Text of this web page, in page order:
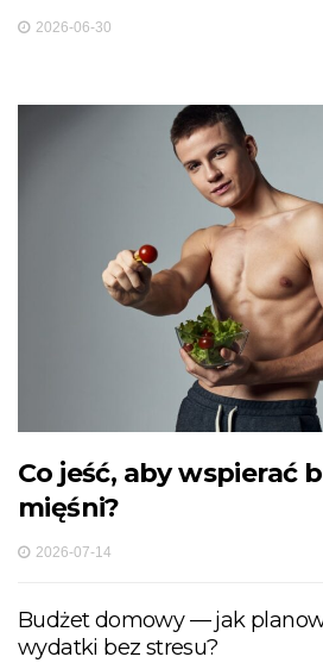
2026-06-30
Co jeść, aby wspierać
mięśni?
2026-07-14
Budżet domowy — jak
wydatki bez stresu?